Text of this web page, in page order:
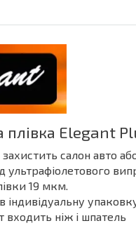
плівка Elegant
салон авто
ультрафіолетового
19 мкм.
індивідуальну
входить ніж і шпатель